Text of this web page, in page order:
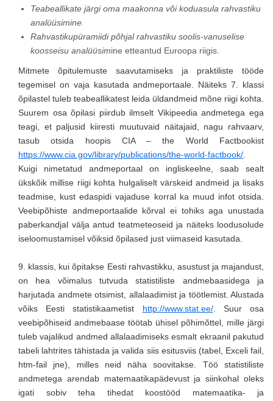
Teabeallikate järgi oma maakonna või koduasula rahvastiku
analüüsimine.
Rahvastikupüramiidi põhjal rahvastiku soolis-vanuselise
koosseisu analüüsimine etteantud Euroopa riigis.
Mitmete õpitulemuste saavutamiseks ja praktiliste tööde
tegemisel on vaja kasutada andmeportaale. Näiteks 7. klassi
õpilastel tuleb teabeallikatest leida üldandmeid mõne riigi kohta.
Suurem osa õpilasi piirdub ilmselt Vikipeedia andmetega ega
teagi, et paljusid kiiresti muutuvaid näitajaid, nagu rahvaarv,
tasub otsida hoopis CIA – the World Factbookist
https://www.cia.gov/library/publications/the-world-factbook/
Kuigi nimetatud andmeportaal on ingliskeelne, saab sealt
ükskõik millise riigi kohta hulgaliselt värskeid andmeid ja lisaks
teadmise, kust edaspidi vajaduse korral ka muud infot otsida.
Veebipõhiste andmeportaalide kõrval ei tohiks aga unustada
paberkandjal välja antud teatmeteoseid ja näiteks loodusolude
iseloomustamisel võiksid õpilased just viimaseid kasutada.
9. klassis, kui õpitakse Eesti rahvastikku, asustust ja majandust,
on hea võimalus tutvuda statistiliste andmebaasidega ja
harjutada andmete otsimist, allalaadimist ja töötlemist. Alustada
võiks Eesti statistikaametist http://www.stat.ee/. Suur osa
veebipõhiseid andmebaase töötab ühisel põhimõttel, mille järgi
tuleb vajalikud andmed allalaadimiseks esmalt ekraanil pakutud
tabeli lahtrites tähistada ja valida siis esitusviis (tabel, Exceli fail,
htm-fail jne), milles neid näha soovitakse. Töö statistiliste
andmetega arendab matemaatikapädevust ja siinkohal oleks
igati sobiv teha tihedat koostööd matemaatika- ja